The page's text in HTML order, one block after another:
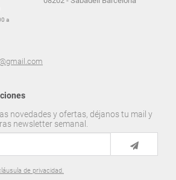
a
novedades y ofertas, déjanos tu mail y
newsletter semanal.
de privacidad.